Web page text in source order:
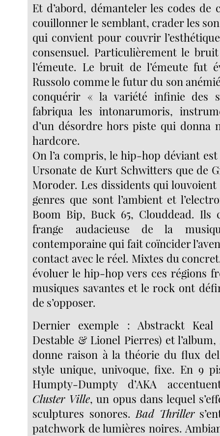
Et d’abord, démanteler les codes de
couillonner le semblant, crader les
qui convient pour couvrir
consensuel. Particulièrement le
l’émeute. Le bruit de l’émeute fut
Russolo comme le futur du son
conquérir « la variété infinie des
fabriqua les intonarumoris,
d’un désordre hors piste qui donna
hardcore.
On l’a compris, le hip-hop déviant
Ursonate de Kurt Schwitters que de
Moroder. Les dissidents qui
genres que sont l’ambient et
Boom Bip, Buck 65, Clouddead. Ils
frange audacieuse de la
contemporaine qui fait coïncider
contact avec le réel. Mixtes du
évoluer le hip-hop vers ces régions
musiques savantes et le rock ont
de s’opposer.
Dernier exemple : Abstrackt Keal
Destable & Lionel Pierres) et l’album,
donne raison à la théorie du flux
style unique, univoque, fixe. En 9
Humpty-Dumpty d’AKA
Cluster Ville, un opus dans lequel
sculptures sonores.Bad Thriller
patchwork de lumières noires.